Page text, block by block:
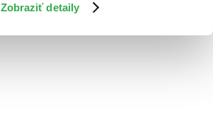
Zobraziť detaily